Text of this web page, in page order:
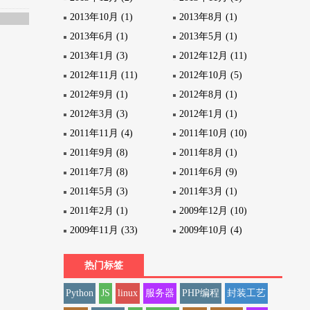
2013年10月 (1)
2013年8月 (1)
2013年6月 (1)
2013年5月 (1)
2013年1月 (3)
2012年12月 (11)
2012年11月 (11)
2012年10月 (5)
2012年9月 (1)
2012年8月 (1)
2012年3月 (3)
2012年1月 (1)
2011年11月 (4)
2011年10月 (10)
2011年9月 (8)
2011年8月 (1)
2011年7月 (8)
2011年6月 (9)
2011年5月 (3)
2011年3月 (1)
2011年2月 (1)
2009年12月 (10)
2009年11月 (33)
2009年10月 (4)
热门标签
Python JS linux 服务器 PHP编程 封装工艺